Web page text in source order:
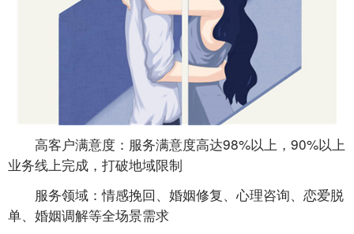
高客户满意度：服务满意度高达98%以上，90%以上
业务线上完成，打破地域限制
服务领域：情感挽回、婚姻修复、心理咨询、恋爱脱
单、婚姻调解等全场景需求